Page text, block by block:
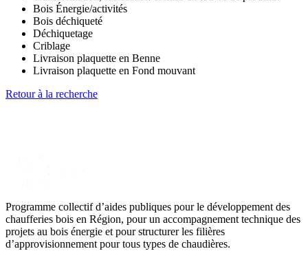
Bois Énergie/activités
Bois déchiqueté
Déchiquetage
Criblage
Livraison plaquette en Benne
Livraison plaquette en Fond mouvant
Retour à la recherche
Programme collectif d’aides publiques pour le développement des
chaufferies bois en Région, pour un accompagnement technique des
projets au bois énergie et pour structurer les filières
d’approvisionnement pour tous types de chaudières.